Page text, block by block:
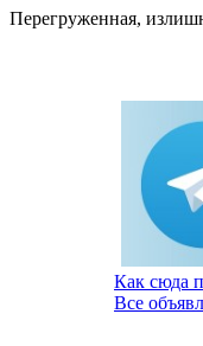
Перегруженная,
Как сюда
Все